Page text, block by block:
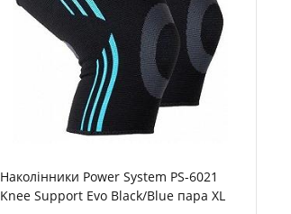
Наколінники Power System PS-6021
Knee Support Evo Black/Blue пара XL